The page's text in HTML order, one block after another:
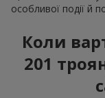
особливої події й
Коли
201